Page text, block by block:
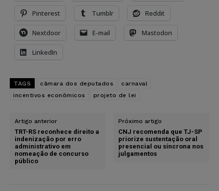
Pinterest Tumblr Reddit
Nextdoor E-mail Mastodon
LinkedIn
TAGS câmara dos deputados
carnaval
incentivos econômicos
projeto de lei
Artigo anterior
TRT-RS reconhece direito a
indenização por erro
administrativo em
nomeação de concurso
público
Próximo artigo
CNJ recomenda que TJ-SP
priorize sustentação oral
presencial ou síncrona nos
julgamentos